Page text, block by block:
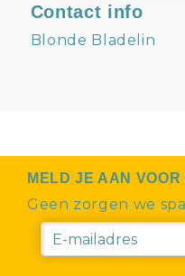
Contact info
Blonde Bladelin
MELD JE AAN
Geen zorgen we